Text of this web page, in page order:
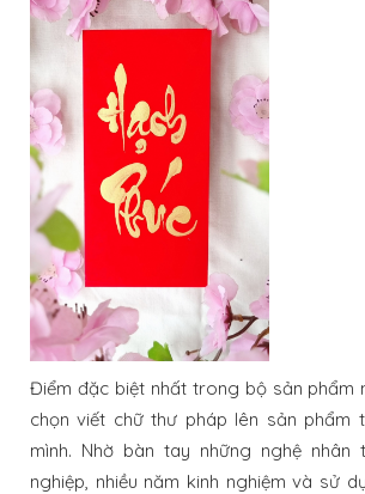
Điểm đặc biệt nhất trong bộ sản phẩm
chọn viết chữ thư pháp lên sản phẩm
mình. Nhờ bàn tay những nghệ nhân
nghiệp, nhiều năm kinh nghiệm và sử